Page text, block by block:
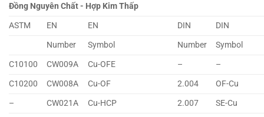
Đồng Nguyên Chất - Hợp Kim Thấp
ASTM
EN EN DIN
DIN
Number
Symbol Number
Symbol
C10100
CW009A Cu-OFE –
–
C10200
CW008A Cu-OF 2.004
OF-Cu
–
CW021A Cu-HCP 2.007
SE-Cu